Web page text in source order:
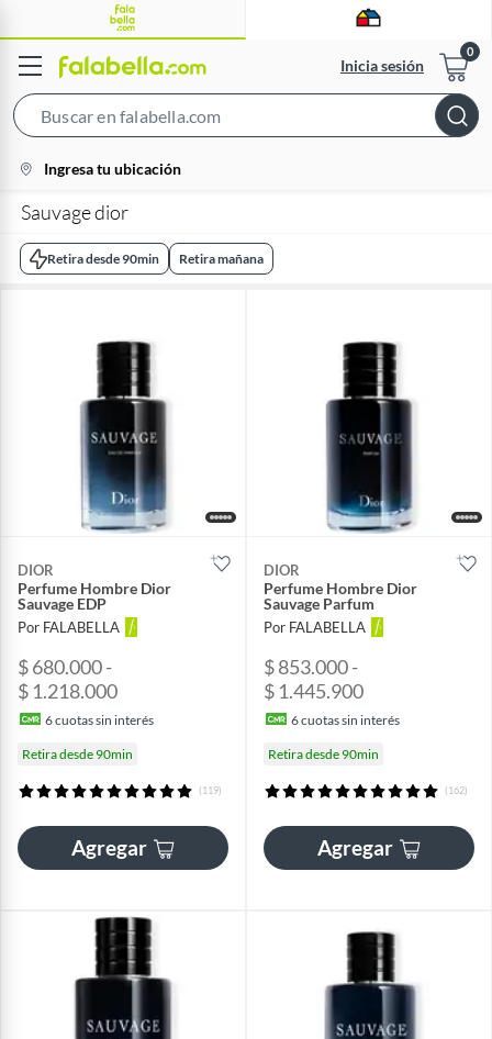
Inicia sesión
Bar
location-
icon
Ingresa tu ubicación
Sauvage dior
Retira desde 90min Retira mañana
DIOR
Perfume Hombre Dior
Sauvage EDP
Por FALABELLA
$ 680.000 -
$ 1.218.000
6cuotas sin interés
Retira desde 90min
(119)
Agregar
DIOR
Perfume Hombre Dior
Sauvage Parfum
Por FALABELLA
$ 853.000 -
$ 1.445.900
6cuotas sin interés
Retira desde 90min
(162)
Agregar